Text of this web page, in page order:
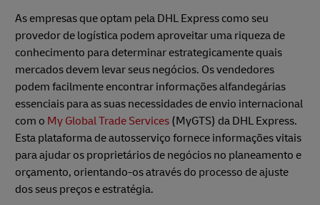
As empresas que optam pela DHL Express como seu
provedor de logística podem aproveitar uma riqueza de
conhecimento para determinar estrategicamente quais
mercados devem levar seus negócios. Os vendedores
podem facilmente encontrar informações alfandegárias
essenciais para as suas necessidades de envio internacional
com o My Global Trade Services (MyGTS) da DHL Express.
Esta plataforma de autosserviço fornece informações vitais
para ajudar os proprietários de negócios no planeamento e
orçamento, orientando-os através do processo de ajuste
dos seus preços e estratégia.